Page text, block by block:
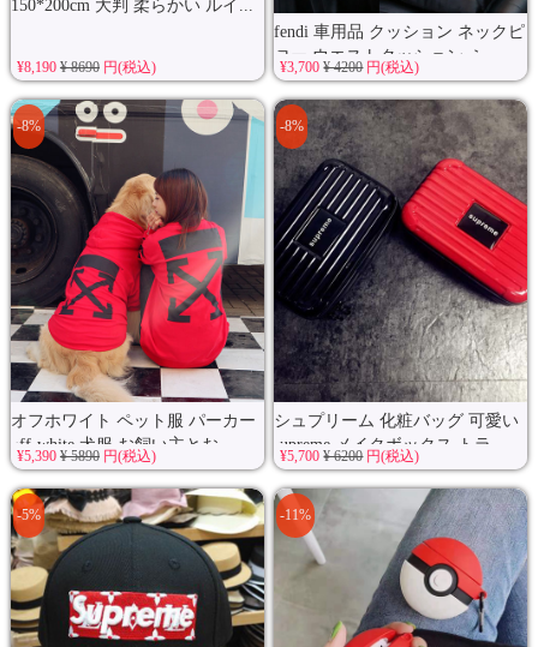
150*200cm 大判 柔らかい ルイ...
¥8,190 ¥ 8690円(税込)
fendi 車用品 クッション ネックピ
ロー ウエストクッション ふ...
¥3,700¥ 4200円(税込)
オフホワイト ペット服 パーカー
off-white 犬服 お飼い主とお...
-8%
¥5,390 ¥ 5890円(税込)
シュプリーム 化粧バッグ 可愛い
supreme メイクボックス トラ...
-8%
¥5,700¥ 6200円(税込)
-5% -11%